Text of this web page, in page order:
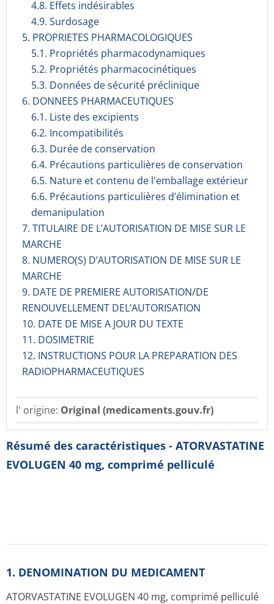
4.8. Effets indésirables
4.9. Surdosage
5. PROPRIETES PHARMACOLOGIQUES
5.1. Propriétés pharmacodynami­ques
5.2. Propriétés pharmacocinéti­ques
5.3. Données de sécurité préclinique
6. DONNEES PHARMACEUTIQUES
6.1. Liste des excipients
6.2. Incompati­bilités
6.3. Durée de conservation
6.4. Précautions particulières de conservation
6.5. Nature et contenu de l'emballage extérieur
6.6. Précautions particulières d’élimination et
demanipulation
7. TITULAIRE DE L’AUTORISATION DE MISE SUR LE
MARCHE
8. NUMERO(S) D’AUTORISATION DE MISE SUR LE
MARCHE
9. DATE DE PREMIERE AUTORISATION/DE
RENOUVELLEMENT DEL’AUTORISATION
10. DATE DE MISE A JOUR DU TEXTE
11. DOSIMETRIE
12. INSTRUCTIONS POUR LA PREPARATION DES
RADIOPHARMACE­UTIQUES
l' origine: Original (medicaments.gouv.fr)
Résumé des caractéristiques - ATORVASTATINE
EVOLUGEN 40 mg, comprimé pelliculé
1. DENOMINATION DU MEDICAMENT
ATORVASTATINE EVOLUGEN 40 mg, comprimé pelliculé